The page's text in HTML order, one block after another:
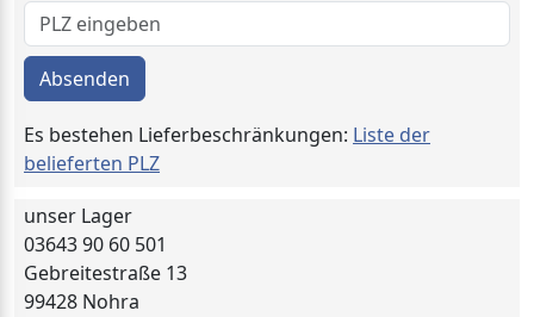
Absenden
Es bestehen Lieferbeschränkungen: Liste der
belieferten PLZ
unser Lager
03643 90 60 501
Gebreitestraße 13
99428 Nohra